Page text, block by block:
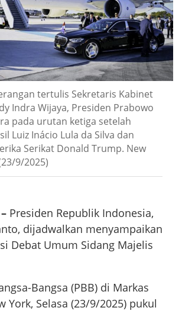
tertulis Sekretaris Kabinet
Indra Wijaya, Presiden Prabowo
pada urutan ketiga setelah
Luiz Inácio Lula da Silva dan
Serikat Donald Trump. New
9/2025)
Presiden Republik Indonesia,
dijadwalkan menyampaikan
Debat Umum Sidang Majelis
Bangsa (PBB) di Markas
York, Selasa (23/9/2025) pukul